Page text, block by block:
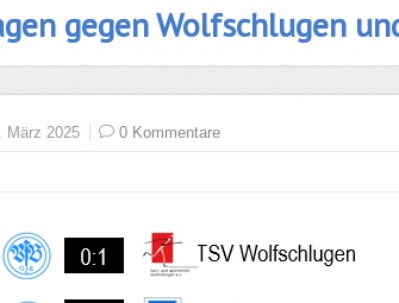
gegen Wolfschlugen
März 2025 0 Kommentare